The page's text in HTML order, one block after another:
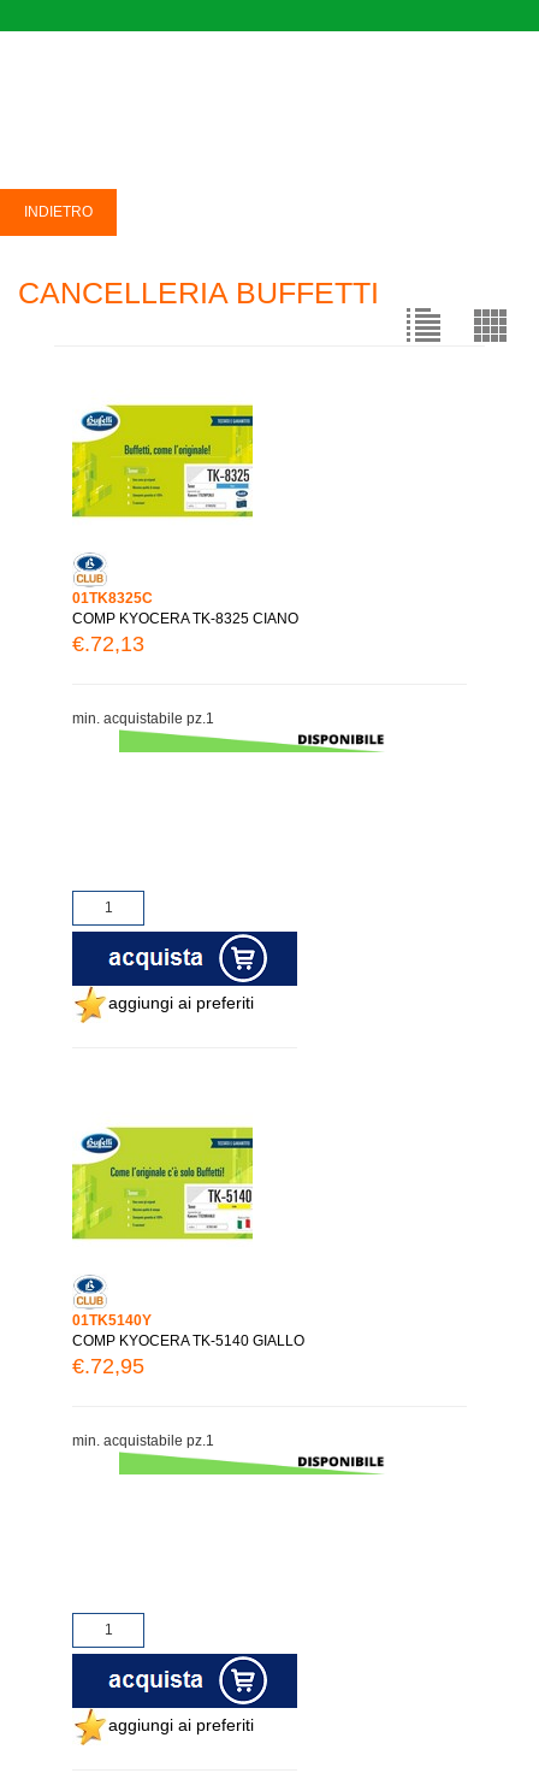
CANCELLERIA BUFFETTI
01TK8325C
COMP KYOCERA TK-8325 CIANO
€.72,13
min. acquistabile pz.1
aggiungi ai preferiti
01TK5140Y
COMP KYOCERA TK-5140 GIALLO
€.72,95
min. acquistabile pz.1
aggiungi ai preferiti